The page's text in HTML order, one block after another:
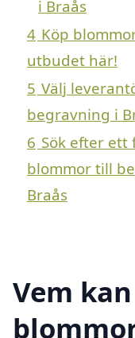
i Braås
4 Köp
utbudet här!
5 Välj
begravning i
6 Sök efter ett
blommor till
Braås
Vem